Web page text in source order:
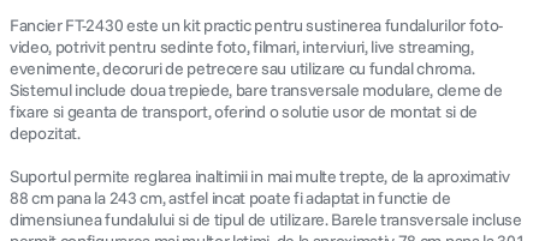
Fancier FT-2430 este un kit practic pentru sustinerea fundalurilor foto-
video, potrivit pentru sedinte foto, filmari, interviuri, live streaming,
evenimente, decoruri de petrecere sau utilizare cu fundal chroma.
Sistemul include doua trepiede, bare transversale modulare, cleme de
fixare si geanta de transport, oferind o solutie usor de montat si de
depozitat.
Suportul permite reglarea inaltimii in mai multe trepte, de la aproximativ
88 cm pana la 243 cm, astfel incat poate fi adaptat in functie de
dimensiunea fundalului si de tipul de utilizare. Barele transversale incluse